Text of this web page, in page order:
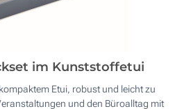
im Kunststoffetui
Etui, robust und leicht zu
und den Büroalltag mit